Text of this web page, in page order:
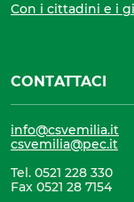
Con i cittadini e i
CONTATTACI
info@csvemilia.it
csvemilia@pec.it
Tel. 0521 228 330
Fax 0521 28 7154